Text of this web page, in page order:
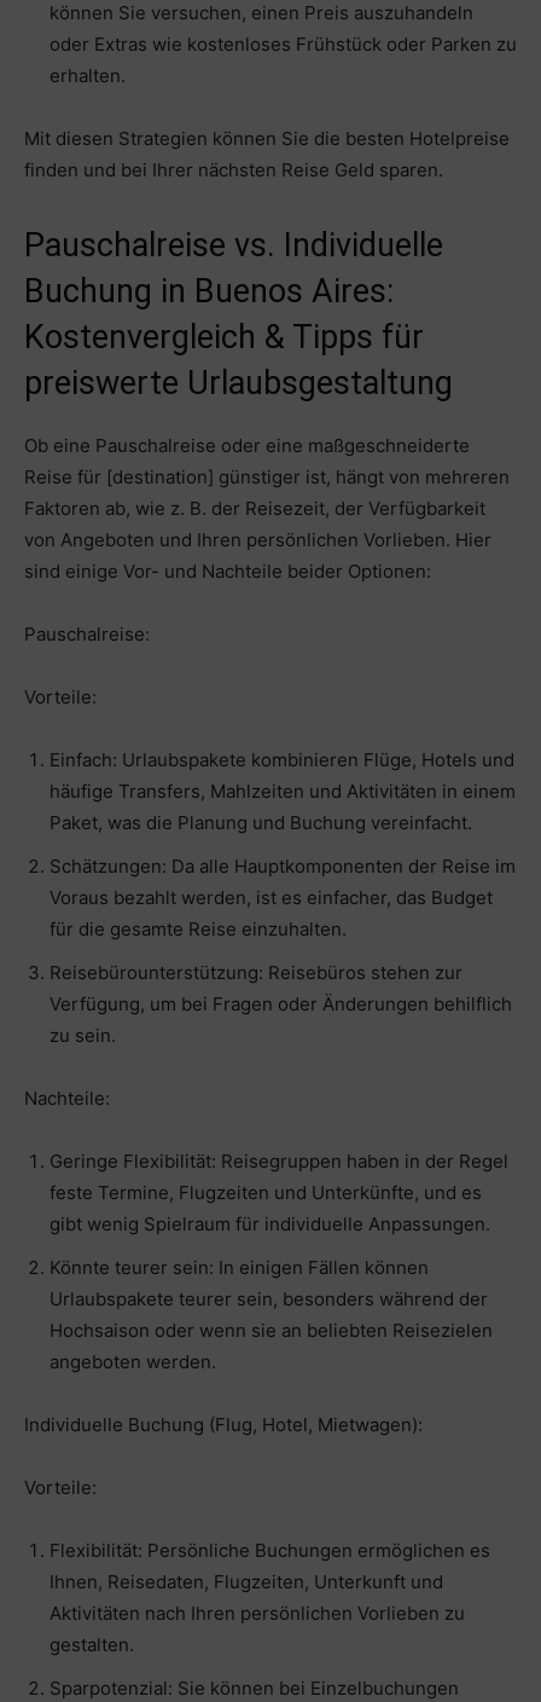
können Sie versuchen, einen Preis auszuhandeln
oder Extras wie kostenloses Frühstück oder Parken zu
erhalten.
Mit diesen Strategien können Sie die besten Hotelpreise
finden und bei Ihrer nächsten Reise Geld sparen.
Pauschalreise vs. Individuelle
Buchung in Buenos Aires:
Kostenvergleich & Tipps für
preiswerte Urlaubsgestaltung
Ob eine Pauschalreise oder eine maßgeschneiderte
Reise für [destination] günstiger ist, hängt von mehreren
Faktoren ab, wie z. B. der Reisezeit, der Verfügbarkeit
von Angeboten und Ihren persönlichen Vorlieben. Hier
sind einige Vor- und Nachteile beider Optionen:
Pauschalreise:
Vorteile:
Einfach: Urlaubspakete kombinieren Flüge, Hotels und
häufige Transfers, Mahlzeiten und Aktivitäten in einem
Paket, was die Planung und Buchung vereinfacht.
Schätzungen: Da alle Hauptkomponenten der Reise im
Voraus bezahlt werden, ist es einfacher, das Budget
für die gesamte Reise einzuhalten.
Reisebürounterstützung: Reisebüros stehen zur
Verfügung, um bei Fragen oder Änderungen behilflich
zu sein.
Nachteile:
Geringe Flexibilität: Reisegruppen haben in der Regel
feste Termine, Flugzeiten und Unterkünfte, und es
gibt wenig Spielraum für individuelle Anpassungen.
Könnte teurer sein: In einigen Fällen können
Urlaubspakete teurer sein, besonders während der
Hochsaison oder wenn sie an beliebten Reisezielen
angeboten werden.
Individuelle Buchung (Flug, Hotel, Mietwagen):
Vorteile:
Flexibilität: Persönliche Buchungen ermöglichen es
Ihnen, Reisedaten, Flugzeiten, Unterkunft und
Aktivitäten nach Ihren persönlichen Vorlieben zu
gestalten.
Sparpotenzial: Sie können bei Einzelbuchungen